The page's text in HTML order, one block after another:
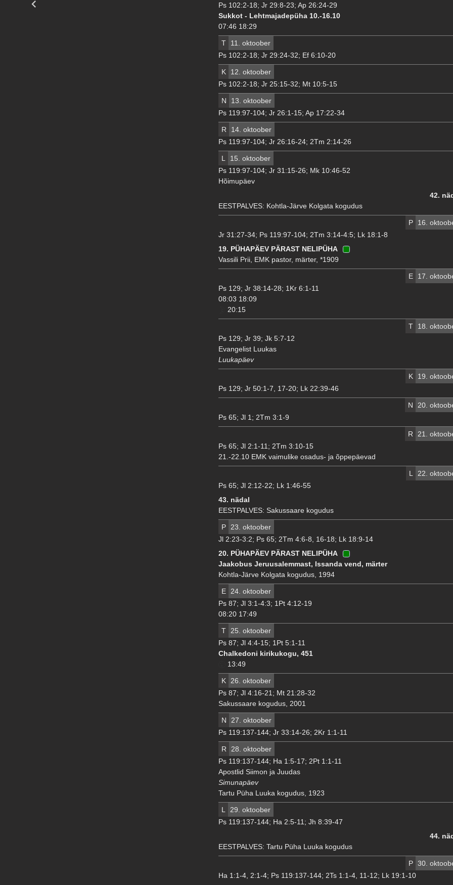
Ps 102:2-18; Jr 29:8-23; Ap 26:24-29
Sukkot - Lehtmajadepüha 10.-16.10
07:46 18:29
T
11. oktoober
Ps 102:2-18; Jr 29:24-32; Ef 6:10-20
K
12. oktoober
Ps 102:2-18; Jr 25:15-32; Mt 10:5-15
N
13. oktoober
Ps 119:97-104; Jr 26:1-15; Ap 17:22-34
R
14. oktoober
Ps 119:97-104; Jr 26:16-24; 2Tm 2:14-26
L
15. oktoober
Ps 119:97-104; Jr 31:15-26; Mk 10:46-52
Hõimupäev
42.
EESTPALVES: Kohtla-Järve Kolgata kogudus
P
16.
Jr 31:27-34; Ps 119:97-104; 2Tm 3:14-4:5; Lk 18:1-8
19. PÜHAPÄEV PÄRAST NELIPÜHA
Vassili Prii, EMK pastor, märter, *1909
E
17.
Ps 129; Jr 38:14-28; 1Kr 6:1-11
08:03 18:09
20:15
T
18.
Ps 129; Jr 39; Jk 5:7-12
Evangelist Luukas
Luukapäev
K
19.
Ps 129; Jr 50:1-7, 17-20; Lk 22:39-46
N
20.
Ps 65; Jl 1; 2Tm 3:1-9
R
21.
Ps 65; Jl 2:1-11; 2Tm 3:10-15
21.-22.10 EMK vaimulike osadus- ja õppepäevad
L
22.
Ps 65; Jl 2:12-22; Lk 1:46-55
43. nädal
EESTPALVES: Sakussaare kogudus
P
23. oktoober
Jl 2:23-3:2; Ps 65; 2Tm 4:6-8, 16-18; Lk 18:9-14
20. PÜHAPÄEV PÄRAST NELIPÜHA
Jaakobus Jeruusalemmast, Issanda vend, märter
Kohtla-Järve Kolgata kogudus, 1994
E
24. oktoober
Ps 87; Jl 3:1-4:3; 1Pt 4:12-19
08:20 17:49
T
25. oktoober
Ps 87; Jl 4:4-15; 1Pt 5:1-11
Chalkedoni kirikukogu, 451
13:49
K
26. oktoober
Ps 87; Jl 4:16-21; Mt 21:28-32
Sakussaare kogudus, 2001
N
27. oktoober
Ps 119:137-144; Jr 33:14-26; 2Kr 1:1-11
R
28. oktoober
Ps 119:137-144; Ha 1:5-17; 2Pt 1:1-11
Apostlid Siimon ja Juudas
Simunapäev
Tartu Püha Luuka kogudus, 1923
L
29. oktoober
Ps 119:137-144; Ha 2:5-11; Jh 8:39-47
44.
EESTPALVES: Tartu Püha Luuka kogudus
P 30.
Ha 1:1-4, 2:1-4; Ps 119:137-144; 2Ts 1:1-4, 11-12; Lk 19:1-10